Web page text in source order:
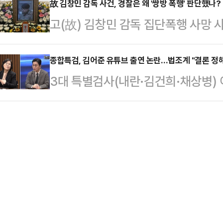
지법 김진만 영장전담 부장판사는
장실질심사)을 한 뒤 "증거 인멸 및
찰이 청구한 구속영장…
한 침해로 평가할 것인지 법적 쟁점
건을 주거침입과 절도, 동물보호법
성립 여부를 따져볼 필요가 있다는
대덕경찰서는 주거침입, 절도, 동
해 조사 중이라고 최근 밝혔다. A
한 주택에 …
故 김창민 감독 사건, 경찰은 왜 '쌍방 폭행' 판단했나
고(故) 김창민 감독 집단폭행 사망
사에 대한 비판이 제기되고 있다.
한 점이 피의자 신병 확보를 어렵게
진술을 근거로 경찰이 단순 술자리
동수사 부실이 문제를 복잡하게 만
종합특검, 김어준 유튜브 출연 논란…법조계 "결론 정
3대 특별검사(내란·김건희·채상병
검팀의 김지미 특검보가 진보 성향